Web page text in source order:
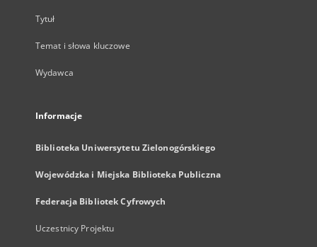
Tytuł
Temat i słowa kluczowe
Wydawca
Informacje
Biblioteka Uniwersytetu Zielonogórskiego
Wojewódzka i Miejska Biblioteka Publiczna
Federacja Bibliotek Cyfrowych
Uczestnicy Projektu